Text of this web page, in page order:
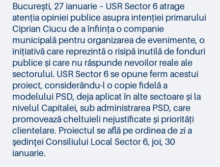
Bucureşti, 27 ianuarie – USR Sector 6 atrage
atenția opiniei publice asupra intenției primarului
Ciprian Ciucu de a înființa o companie
municipală pentru organizarea de evenimente, o
inițiativă care reprezintă o risipă inutilă de fonduri
publice și care nu răspunde nevoilor reale ale
sectorului. USR Sector 6 se opune ferm acestui
proiect, considerându-l o copie fidelă a
modelului PSD, deja aplicat în alte sectoare și la
nivelul Capitalei, sub administrarea PSD, care
promovează cheltuieli nejustificate și priorități
clientelare. Proiectul se află pe ordinea de zi a
şedinţei Consiliului Local Sector 6, joi, 30
ianuarie.